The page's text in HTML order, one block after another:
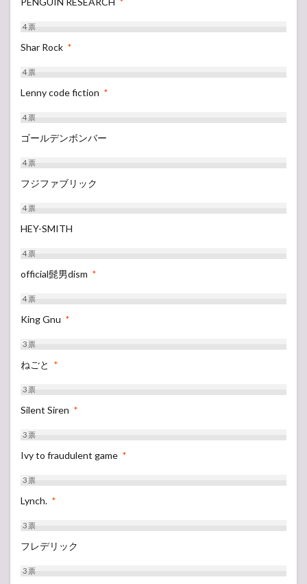
*
4票
Shar Rock *
4票
Lenny code fiction *
4票
ゴールデンボンバー
4票
フジファブリック
4票
HEY-SMITH
4票
official髭男dism *
4票
King Gnu *
3票
ねごと *
3票
Silent Siren *
3票
Ivy to fraudulent game *
3票
Lynch. *
3票
フレデリック
3票